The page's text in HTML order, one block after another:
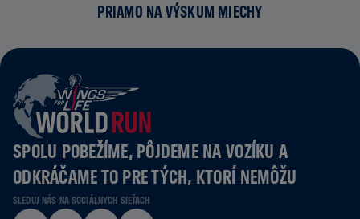
PRIAMO NA VÝSKUM MIECHY
SPOLU POBEŽÍME, PÔJDEME NA VOZÍKU A
ODKRÁČAME TO PRE TÝCH, KTORÍ NEMÔŽU
SLEDUJ NÁS NA SOCIÁLNYCH SIEŤACH